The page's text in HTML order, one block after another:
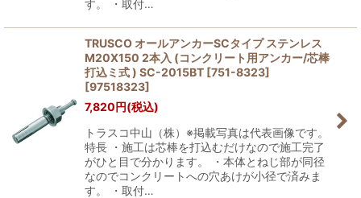
す。 ・取付…
TRUSCO オールアンカーSCタイプ ステンレス
M20X150 2本入 (コンクリート用アンカー/芯棒
打込ミ式 ) SC-2015BT [751-8323]
[97518323]
7,820円(税込)
トラスコ中山（株）※掲載写真は代表画像です。
特長 ・施工は芯棒を打込むだけなので施工完了
がひと目で分かります。 ・本体とねじ部が同径
なのでコンクリートへの穴あけが小径で済みま
す。 ・取付…